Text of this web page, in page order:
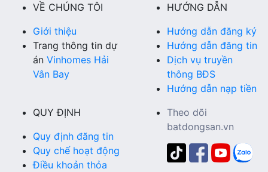
VỀ CHÚNG TÔI
Giới thiệu
Trang thông tin dự
án Vinhomes Hải
Vân Bay
HƯỚNG DẪN
Hướng dẫn đăng ký
Hướng dẫn đăng tin
Dịch vụ truyền
thông BĐS
Hướng dẫn nạp tiền
QUY ĐỊNH
Quy định đăng tin
Quy chế hoạt động
Điều khoản thỏa
Theo dõi
batdongsan.vn